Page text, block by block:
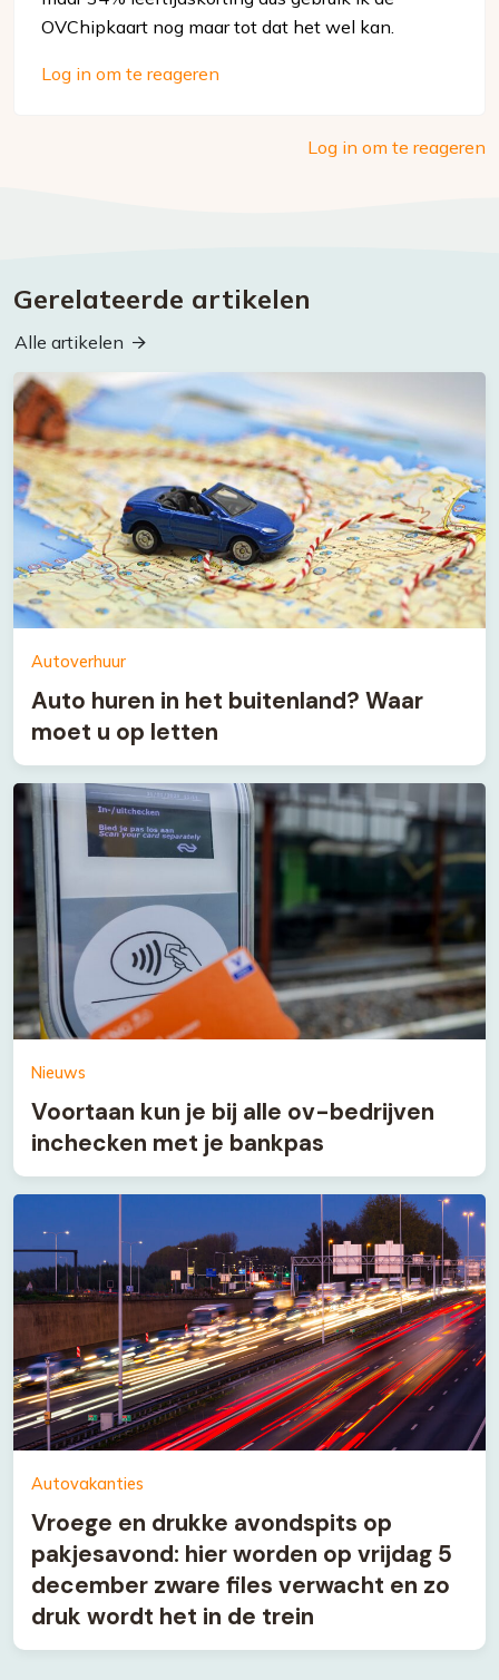
OVChipkaart nog maar tot dat het wel kan.
Log in om te reageren
Log in om te reageren
Gerelateerde artikelen
Alle artikelen
Autoverhuur
Auto huren in het buitenland? Waar
moet u op letten
Nieuws
Voortaan kun je bij alle ov-bedrijven
inchecken met je bankpas
Autovakanties
Vroege en drukke avondspits op
pakjesavond: hier worden op vrijdag 5
december zware files verwacht en zo
druk wordt het in de trein